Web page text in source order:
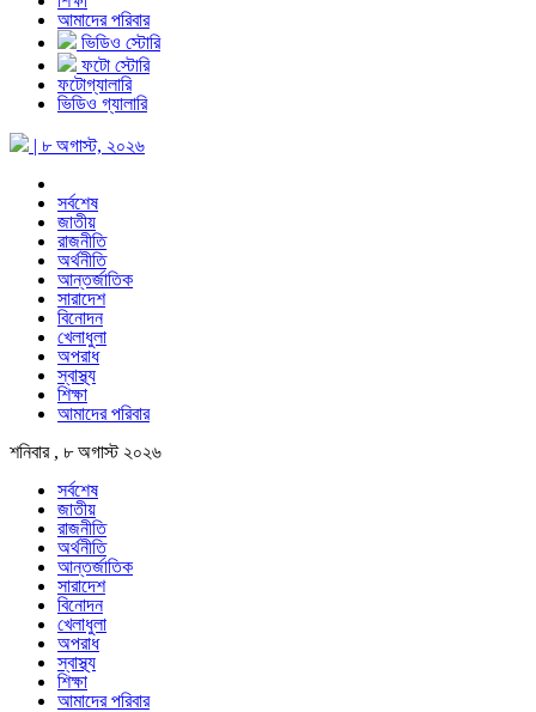
আমাদের পরিবার
ভিডিও স্টোরি
ফটো স্টোরি
ফটোগ্যালারি
ভিডিও গ্যালারি
| ৮ অগাস্ট, ২০২৬
সর্বশেষ
জাতীয়
রাজনীতি
অর্থনীতি
আন্তর্জাতিক
সারাদেশ
বিনোদন
খেলাধুলা
অপরাধ
স্বাস্থ্য
শিক্ষা
আমাদের পরিবার
শনিবার , ৮ অগাস্ট ২০২৬
সর্বশেষ
জাতীয়
রাজনীতি
অর্থনীতি
আন্তর্জাতিক
সারাদেশ
বিনোদন
খেলাধুলা
অপরাধ
স্বাস্থ্য
শিক্ষা
আমাদের পরিবার